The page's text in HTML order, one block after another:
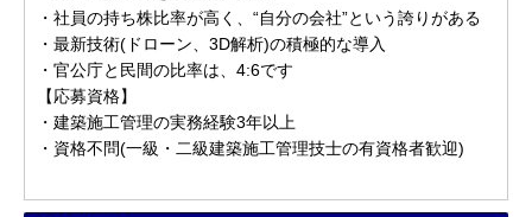
・社員の持ち株比率が高く、“自分の会社”という誇りがある
・最新技術(ドローン、3D解析)の積極的な導入
・官公庁と民間の比率は、4:6です
【応募資格】
・建築施工管理の実務経験3年以上
・資格不問(一級・二級建築施工管理技士の有資格者歓迎)